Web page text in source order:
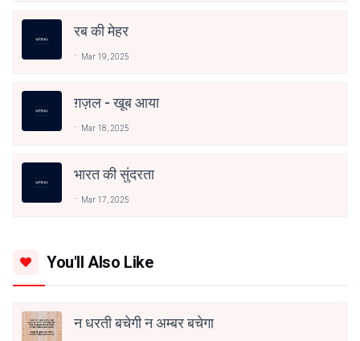
रब की मेहर
Mar 19, 2025
ग़ज़ल - खूब आया
Mar 18, 2025
भारत की सुंदरता
Mar 17, 2025
You'll Also Like
न धरती बचेगी न अम्बर बचेगा